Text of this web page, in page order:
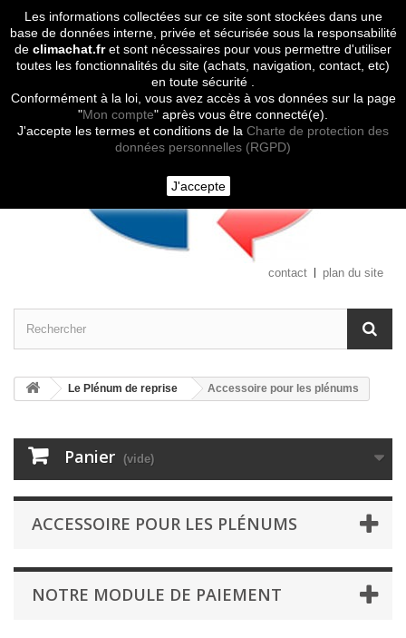
Les informations collectées sur ce site sont stockées dans une
base de données interne, privée et sécurisée sous la responsabilité
de climachat.fret sont nécessaires pour vous permettre d'utiliser
toutes les fonctionnalités du site (achats, navigation, contact, etc)
en toute sécurité .
Conformément à la loi, vous avez accès à vos données sur la page
"Mon compte" après vous être connecté(e).
J'accepte les termes et conditions de la Charte de protection des
données personnelles (RGPD)
J'accepte
Contactez-nous
contact plan du site
Le Plénum de reprise Accessoire pour les plénums
Panier (vide)
ACCESSOIRE POUR LES PLÉNUMS
NOTRE MODULE DE PAIEMENT